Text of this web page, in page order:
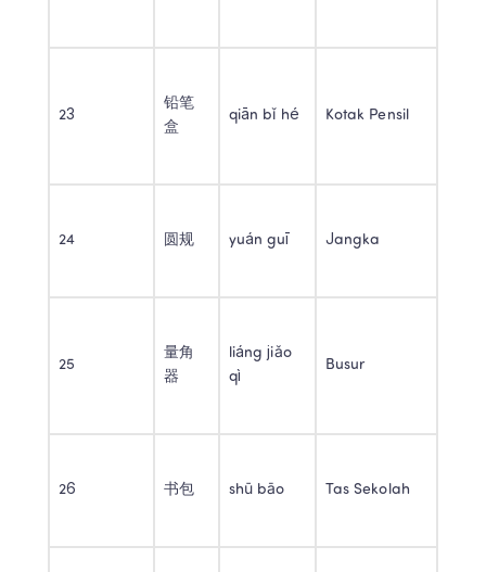
23
铅笔
盒
qiān bǐ hé Kotak Pensil
24 圆规 yuán guī Jangka
25
量角
器
liáng jiǎo
qì
Busur
26 书包 shū bāo Tas Sekolah